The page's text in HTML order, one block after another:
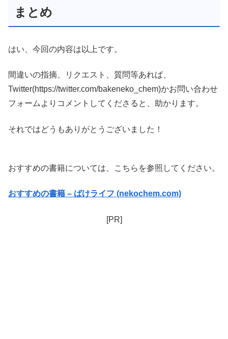
まとめ
はい、今回の内容は以上です。
間違いの指摘、リクエスト、質問等あれば、
Twitter(https://twitter.com/bakeneko_chem)かお問い合わせ
フォームよりコメントしてくださると、助かります。
それではどうもありがとうございました！
おすすめの書籍については、こちらを参照してください。
おすすめの書籍 – ばけライフ (nekochem.com)
[PR]